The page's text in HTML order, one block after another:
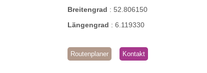
Breitengrad :52.806150
Längengrad :6.119330
Routenplaner Kontakt